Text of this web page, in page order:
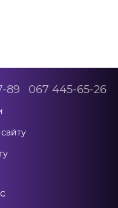
89 067 445-65-26